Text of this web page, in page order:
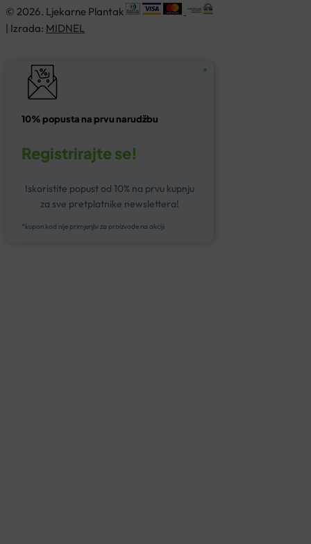
© 2026. Ljekarne Plantak
| Izrada: MIDNEL
10% popusta na prvu narudžbu
Registrirajte se!
Iskoristite popust od 10% na prvu kupnju
za sve pretplatnike newslettera!
*kupon kod nije primjenjiv za proizvode na akciji